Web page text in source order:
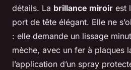
détails. La brillance miroir est
port de tête élégant. Elle ne
: elle demande un lissage
mèche, avec un fer à plaques
l’application d’un spray